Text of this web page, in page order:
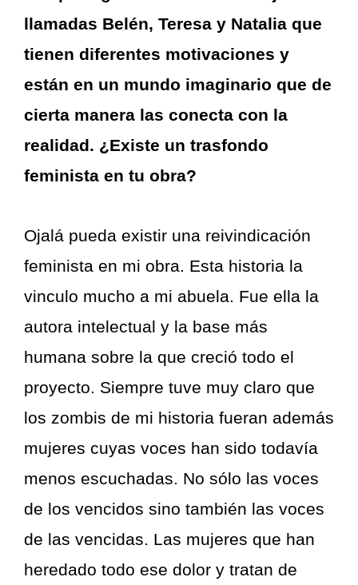
llamadas Belén, Teresa y Natalia que
tienen diferentes motivaciones y
están en un mundo imaginario que de
cierta manera las conecta con la
realidad. ¿Existe un trasfondo
feminista en tu obra?
Ojalá pueda existir una reivindicación
feminista en mi obra. Esta historia la
vinculo mucho a mi abuela. Fue ella la
autora intelectual y la base más
humana sobre la que creció todo el
proyecto. Siempre tuve muy claro que
los zombis de mi historia fueran además
mujeres cuyas voces han sido todavía
menos escuchadas. No sólo las voces
de los vencidos sino también las voces
de las vencidas. Las mujeres que han
heredado todo ese dolor y tratan de